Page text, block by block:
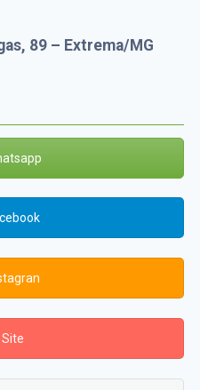
89 – Extrema/MG
Site